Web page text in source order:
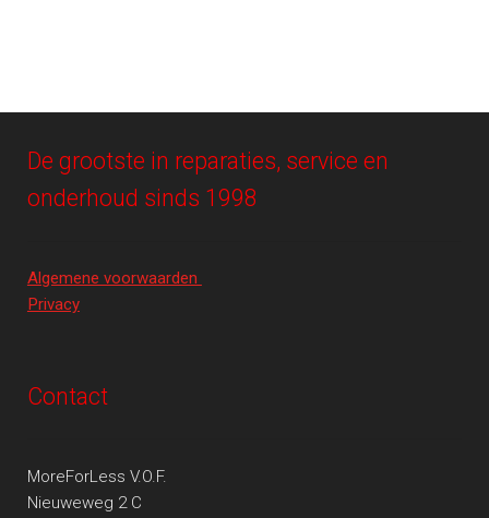
De grootste in reparaties, service en
onderhoud sinds 1998
Algemene voorwaarden
Privacy
Contact
MoreForLess V.O.F.
Nieuweweg 2 C